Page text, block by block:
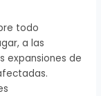
todo
a las
expansiones de